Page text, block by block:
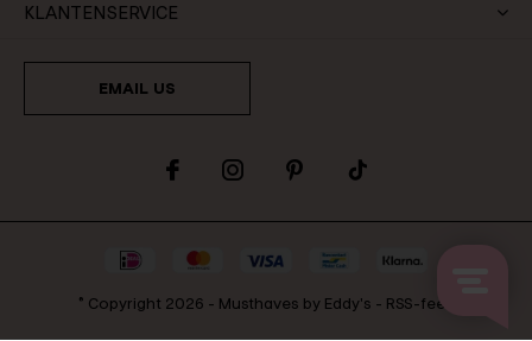
KLANTENSERVICE
EMAIL US
© Copyright 2026 - Musthaves by Eddy's - RSS-feed